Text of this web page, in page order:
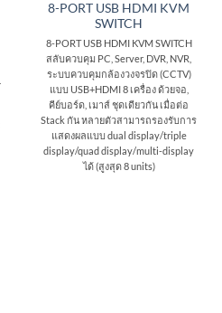
8-PORT USB HDMI KVM
SWITCH
8-PORT USB HDMI KVM SWITCH
สลับควบคุม PC, Server, DVR, NVR,
ระบบควบคุมกล้องวงจรปิด (CCTV)
แบบ USB+HDMI 8 เครื่อง ด้วยจอ,
คีย์บอร์ด, เมาส์ ชุดเดียวกัน เมื่อต่อ
Stack กัน หลายตัวสามารถรองรับการ
แสดงผลแบบ dual display/triple
display/quad display/multi-display
ได้ (สูงสุด 8 units)